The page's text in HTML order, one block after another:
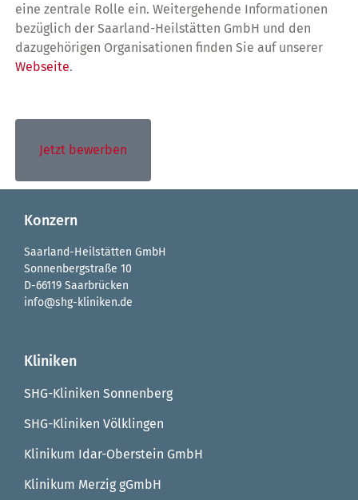
eine zentrale Rolle ein. Weitergehende Informationen
bezüglich der Saarland-Heilstätten GmbH und den
dazugehörigen Organisationen finden Sie auf unserer
Webseite.
Jetzt bewerben
Konzern
Saarland-Heilstätten GmbH
Sonnenbergstraße 10
D-66119 Saarbrücken
info@shg-kliniken.de
Kliniken
SHG-Kliniken Sonnenberg
SHG-Kliniken Völklingen
Klinikum Idar-Oberstein GmbH
Klinikum Merzig gGmbH